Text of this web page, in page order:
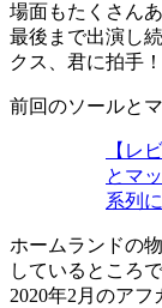
場面もたくさん
最後まで出演し
クス、君に拍手
前回のソールと
【レ
とマ
系列
ホームランドの
しているところ
2020年2月のア